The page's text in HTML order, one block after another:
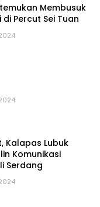
Membusuk
Percut Sei Tuan
Kalapas Lubuk
Komunikasi
Serdang